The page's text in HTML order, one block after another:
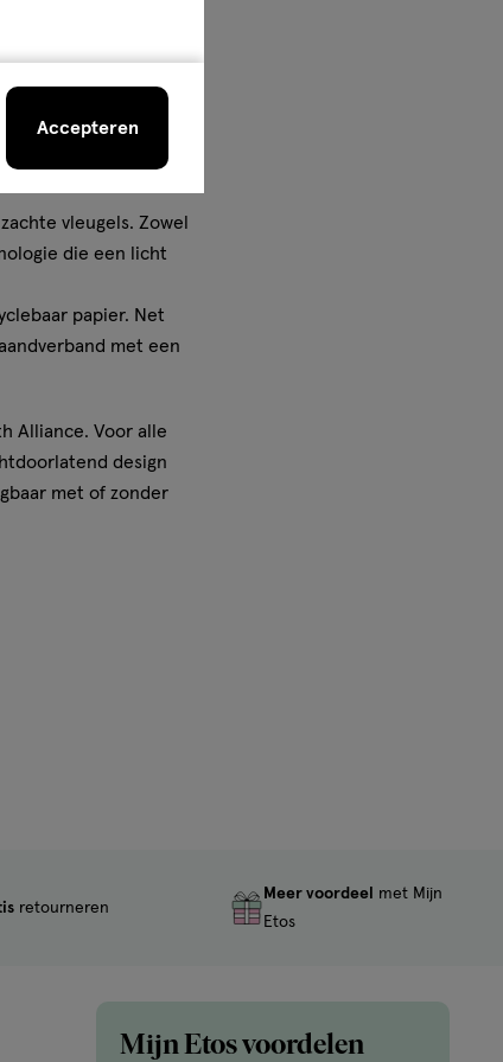
jij kan genieten van
een
vleugels. Zowel
die een licht
papier. Net
met een
Alliance. Voor alle
design
met of zonder
retourneren
Meer voordeel
met Mijn
Etos
Mijn Etos voordelen
Accepteren